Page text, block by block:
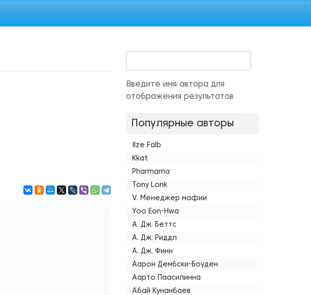
Введите имя автора для
отображения результатов
Популярные авторы
Ilze Falb
Kkat
Pharmama
Tony Lonk
V. Менеджер мафии
Yoo Eon-Hwa
А. Дж. Беттс
А. Дж. Риддл
А. Дж. Финн
Аарон Дембски-Боуден
Аарто Паасилинна
Абай Кунанбаев